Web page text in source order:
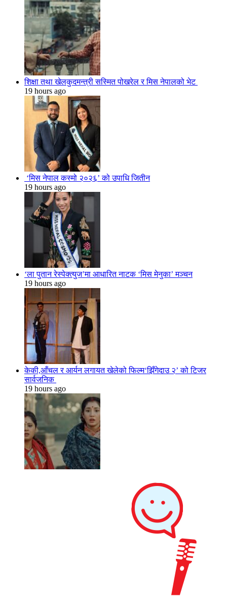
शिक्षा तथा खेलकुदमन्त्री सस्मित पोखरेल र मिस नेपालको भेट
19 hours ago
‘मिस नेपाल कस्मो २०२६’ को उपाधि जितीन
19 hours ago
‘ला पुतान रेस्पेक्त्युज’मा आधारित नाटक ‘मिस मेनुका’ मञ्चन
19 hours ago
केकी,आँचल र आर्यन लगायत खेलेको फिल्म‘झिँगेदाउ २’ को टिजर
सार्वजनिक
19 hours ago